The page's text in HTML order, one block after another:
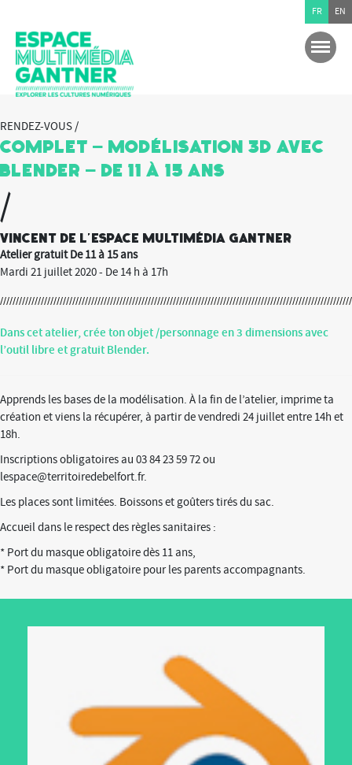
RENDEZ-VOUS /
COMPLET – Modélisation 3D avec
Blender – De 11 à 15 ans
/
Vincent de l'Espace multimédia Gantner
Atelier gratuit De 11 à 15 ans
Mardi 21 juillet 2020 - De 14 h à 17h
Dans cet atelier, crée ton objet /personnage en 3 dimensions avec
l’outil libre et gratuit Blender.
Apprends les bases de la modélisation. À la fin de l’atelier, imprime ta
création et viens la récupérer, à partir de vendredi 24 juillet entre 14h et
18h.
Inscriptions obligatoires au 03 84 23 59 72 ou
lespace@territoiredebelfort.fr.
Les places sont limitées. Boissons et goûters tirés du sac.
Accueil dans le respect des règles sanitaires :
* Port du masque obligatoire dès 11 ans,
* Port du masque obligatoire pour les parents accompagnants.
FR EN